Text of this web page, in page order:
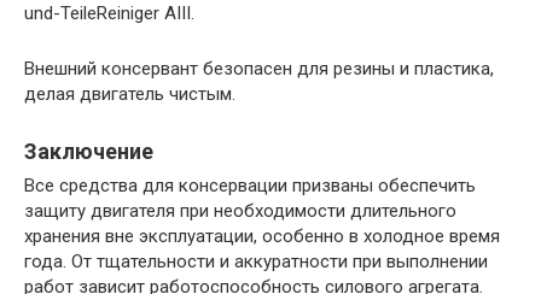
und-TeileReiniger AIII.
Внешний консервант безопасен для резины и пластика,
делая двигатель чистым.
Заключение
Все средства для консервации призваны обеспечить
защиту двигателя при необходимости длительного
хранения вне эксплуатации, особенно в холодное время
года. От тщательности и аккуратности при выполнении
работ зависит работоспособность силового агрегата.